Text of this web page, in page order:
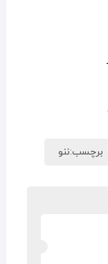
برچسب:ننو